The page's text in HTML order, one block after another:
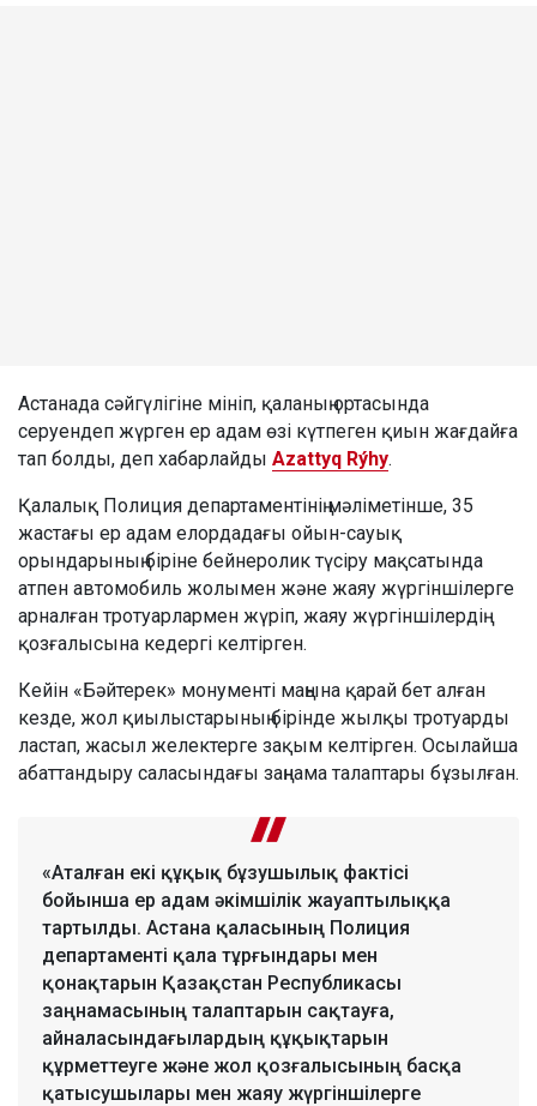
Астанада сәйгүлігіне мініп, қаланың ортасында
серуендеп жүрген ер адам өзі күтпеген қиын жағдайға
тап болды, деп хабарлайды Azattyq Rýhy.
Қалалық Полиция департаментінің мәліметінше, 35
жастағы ер адам елордадағы ойын-сауық
орындарының біріне бейнеролик түсіру мақсатында
атпен автомобиль жолымен және жаяу жүргіншілерге
арналған тротуарлармен жүріп, жаяу жүргіншілердің
қозғалысына кедергі келтірген.
Кейін «Бәйтерек» монументі маңына қарай бет алған
кезде, жол қиылыстарының бірінде жылқы тротуарды
ластап, жасыл желектерге зақым келтірген. Осылайша
абаттандыру саласындағы заңнама талаптары бұзылған.
«Аталған екі құқық бұзушылық фактісі
бойынша ер адам әкімшілік жауаптылыққа
тартылды. Астана қаласының Полиция
департаменті қала тұрғындары мен
қонақтарын Қазақстан Республикасы
заңнамасының талаптарын сақтауға,
айналасындағылардың құқықтарын
құрметтеуге және жол қозғалысының басқа
қатысушылары мен жаяу жүргіншілерге